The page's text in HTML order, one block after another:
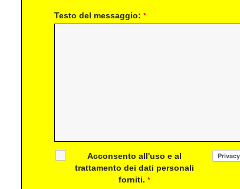
Testo del messaggio: *
Acconsento all'uso e al
trattamento dei dati personali
forniti.*